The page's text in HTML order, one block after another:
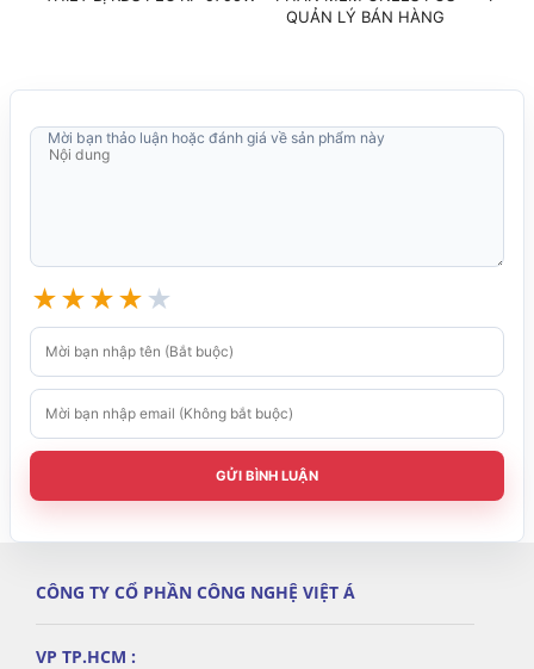
4.4 – 41 oC
QUẢN LÝ BÁN HÀNG
★★★★ ★
GỬI BÌNH LUẬN
Mời bạn thảo luận hoặc đánh giá về sản phẩm này
CÔNG TY CỔ PHẦN CÔNG NGHỆ VIỆT Á
VP TP.HCM :